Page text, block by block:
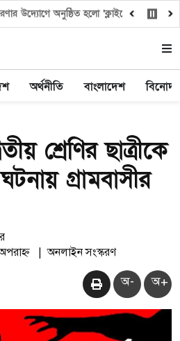
উদ্যোগে অনুষ্ঠিত হলো ‘ক্লাইমেট ক্যাম্প ২০২৬’
অর্থনীতি বাংলাদেশ
শ্রেণির ছাত্রীকে
গ্রামবাসীর
অনলাইন সংস্করণ
অ- অ+